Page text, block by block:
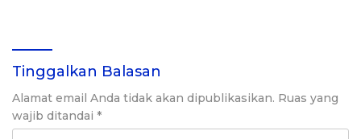
Tinggalkan Balasan
Alamat email Anda tidak akan dipublikasikan. Ruas yang
wajib ditandai *